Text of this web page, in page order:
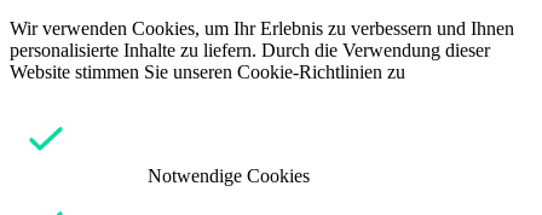
Wir verwenden Cookies, um Ihr Erlebnis zu verbessern und Ihnen
personalisierte Inhalte zu liefern. Durch die Verwendung dieser
Website stimmen Sie unseren Cookie-Richtlinien zu
Notwendige Cookies